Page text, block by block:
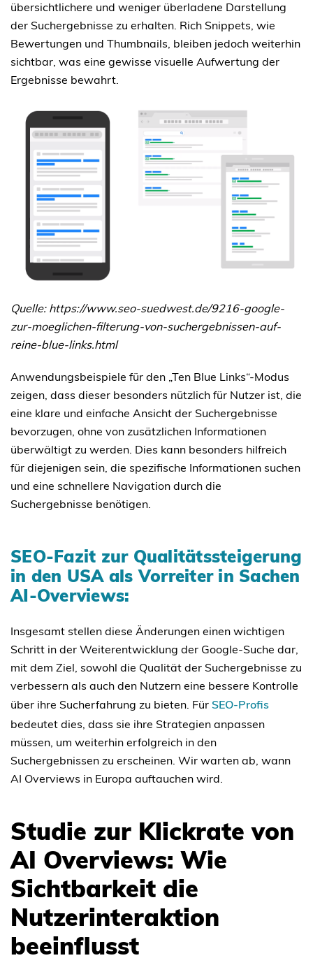
übersichtlichere und weniger überladene Darstellung
der Suchergebnisse zu erhalten. Rich Snippets, wie
Bewertungen und Thumbnails, bleiben jedoch weiterhin
sichtbar, was eine gewisse visuelle Aufwertung der
Ergebnisse bewahrt.
Quelle: https://www.seo-suedwest.de/9216-google-
zur-moeglichen-filterung-von-suchergebnissen-auf-
reine-blue-links.html
Anwendungsbeispiele für den „Ten Blue Links“-Modus
zeigen, dass dieser besonders nützlich für Nutzer ist, die
eine klare und einfache Ansicht der Suchergebnisse
bevorzugen, ohne von zusätzlichen Informationen
überwältigt zu werden. Dies kann besonders hilfreich
für diejenigen sein, die spezifische Informationen suchen
und eine schnellere Navigation durch die
Suchergebnisse benötigen.
SEO-Fazit zur Qualitätssteigerung
in den USA als Vorreiter in Sachen
AI-Overviews:
Insgesamt stellen diese Änderungen einen wichtigen
Schritt in der Weiterentwicklung der Google-Suche dar,
mit dem Ziel, sowohl die Qualität der Suchergebnisse zu
verbessern als auch den Nutzern eine bessere Kontrolle
über ihre Sucherfahrung zu bieten. Für SEO-Profis
bedeutet dies, dass sie ihre Strategien anpassen
müssen, um weiterhin erfolgreich in den
Suchergebnissen zu erscheinen. Wir warten ab, wann
AI Overviews in Europa auftauchen wird.
Studie zur Klickrate von
AI Overviews: Wie
Sichtbarkeit die
Nutzerinteraktion
beeinflusst